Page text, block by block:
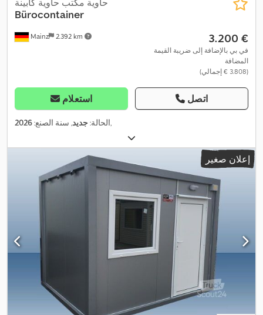
Mainz 2.392 km
Bürocontainer
‏3.200 €
في بي بالإضافة إلى ضريبة القيمة
المضافة
(‏3.808 € إجمالي)
استعلام اتصل
الحالة:جديد, سنة الصنع:2026 ,
إعلان صغير